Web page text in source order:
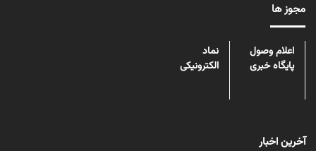
مجوز ها
اعلام وصول
پایگاه خبری
نماد
الکترونیکی
آخرین اخبار